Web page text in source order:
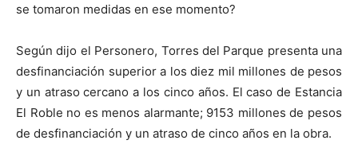
se tomaron medidas en ese momento?
Según dijo el Personero, Torres del Parque presenta una
desfinanciación superior a los diez mil millones de pesos
y un atraso cercano a los cinco años. El caso de Estancia
El Roble no es menos alarmante; 9153 millones de pesos
de desfinanciación y un atraso de cinco años en la obra.